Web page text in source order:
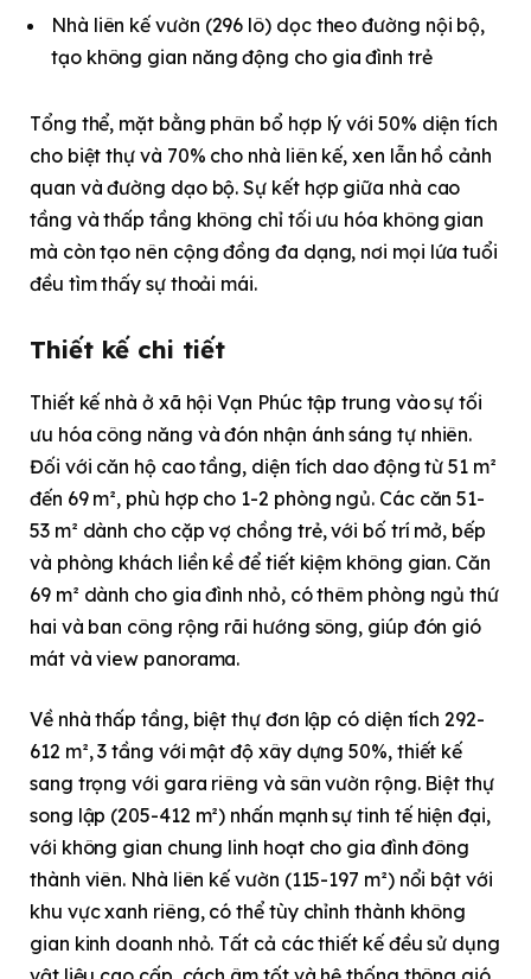
Nhà liên kế vườn (296 lô) dọc theo đường nội bộ,
tạo không gian năng động cho gia đình trẻ
Tổng thể, mặt bằng phân bổ hợp lý với 50% diện tích
cho biệt thự và 70% cho nhà liên kế, xen lẫn hồ cảnh
quan và đường dạo bộ. Sự kết hợp giữa nhà cao
tầng và thấp tầng không chỉ tối ưu hóa không gian
mà còn tạo nên cộng đồng đa dạng, nơi mọi lứa tuổi
đều tìm thấy sự thoải mái.
Thiết kế chi tiết
Thiết kế nhà ở xã hội Vạn Phúc tập trung vào sự tối
ưu hóa công năng và đón nhận ánh sáng tự nhiên.
Đối với căn hộ cao tầng, diện tích dao động từ 51 m²
đến 69 m², phù hợp cho 1-2 phòng ngủ. Các căn 51-
53 m² dành cho cặp vợ chồng trẻ, với bố trí mở, bếp
và phòng khách liền kề để tiết kiệm không gian. Căn
69 m² dành cho gia đình nhỏ, có thêm phòng ngủ thứ
hai và ban công rộng rãi hướng sông, giúp đón gió
mát và view panorama.
Về nhà thấp tầng, biệt thự đơn lập có diện tích 292-
612 m², 3 tầng với mật độ xây dựng 50%, thiết kế
sang trọng với gara riêng và sân vườn rộng. Biệt thự
song lập (205-412 m²) nhấn mạnh sự tinh tế hiện đại,
với không gian chung linh hoạt cho gia đình đông
thành viên. Nhà liên kế vườn (115-197 m²) nổi bật với
khu vực xanh riêng, có thể tùy chỉnh thành không
gian kinh doanh nhỏ. Tất cả các thiết kế đều sử dụng